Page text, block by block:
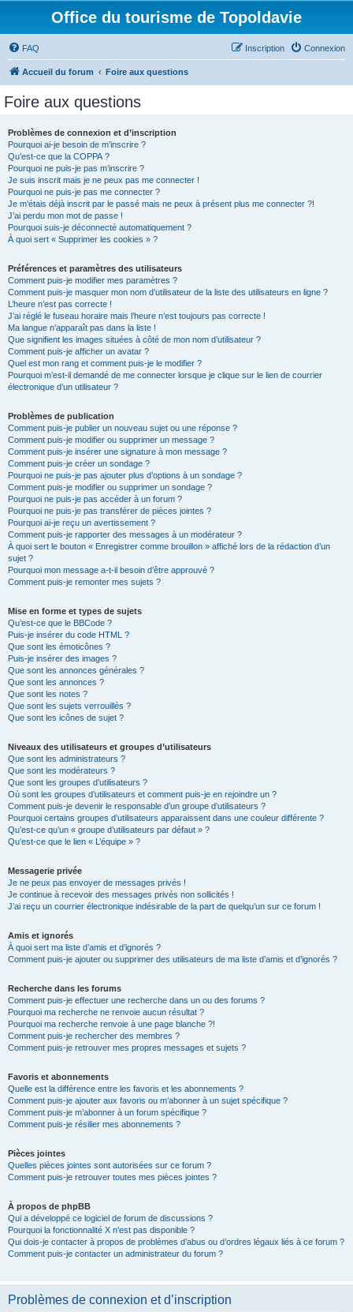
Office du tourisme de Topoldavie
FAQ Connexion
Inscription
Accueil du forum Foire aux questions
Foire aux questions
Problèmes de connexion et d’inscription
Pourquoi ai-je besoin de m’inscrire ?
Qu’est-ce que la COPPA ?
Pourquoi ne puis-je pas m’inscrire ?
Je suis inscrit mais je ne peux pas me connecter !
Pourquoi ne puis-je pas me connecter ?
Je m’étais déjà inscrit par le passé mais ne peux à présent plus me connecter ?!
J’ai perdu mon mot de passe !
Pourquoi suis-je déconnecté automatiquement ?
À quoi sert « Supprimer les cookies » ?
Préférences et paramètres des utilisateurs
Comment puis-je modifier mes paramètres ?
Comment puis-je masquer mon nom d’utilisateur de la liste des utilisateurs en ligne ?
L’heure n’est pas correcte !
J’ai réglé le fuseau horaire mais l’heure n’est toujours pas correcte !
Ma langue n’apparaît pas dans la liste !
Que signifient les images situées à côté de mon nom d’utilisateur ?
Comment puis-je afficher un avatar ?
Quel est mon rang et comment puis-je le modifier ?
Pourquoi m’est-il demandé de me connecter lorsque je clique sur le lien de courrier
électronique d’un utilisateur ?
Problèmes de publication
Comment puis-je publier un nouveau sujet ou une réponse ?
Comment puis-je modifier ou supprimer un message ?
Comment puis-je insérer une signature à mon message ?
Comment puis-je créer un sondage ?
Pourquoi ne puis-je pas ajouter plus d’options à un sondage ?
Comment puis-je modifier ou supprimer un sondage ?
Pourquoi ne puis-je pas accéder à un forum ?
Pourquoi ne puis-je pas transférer de pièces jointes ?
Pourquoi ai-je reçu un avertissement ?
Comment puis-je rapporter des messages à un modérateur ?
À quoi sert le bouton « Enregistrer comme brouillon » affiché lors de la rédaction d’un
sujet ?
Pourquoi mon message a-t-il besoin d’être approuvé ?
Comment puis-je remonter mes sujets ?
Mise en forme et types de sujets
Qu’est-ce que le BBCode ?
Puis-je insérer du code HTML ?
Que sont les émoticônes ?
Puis-je insérer des images ?
Que sont les annonces générales ?
Que sont les annonces ?
Que sont les notes ?
Que sont les sujets verrouillés ?
Que sont les icônes de sujet ?
Niveaux des utilisateurs et groupes d’utilisateurs
Que sont les administrateurs ?
Que sont les modérateurs ?
Que sont les groupes d’utilisateurs ?
Où sont les groupes d’utilisateurs et comment puis-je en rejoindre un ?
Comment puis-je devenir le responsable d’un groupe d’utilisateurs ?
Pourquoi certains groupes d’utilisateurs apparaissent dans une couleur différente ?
Qu’est-ce qu’un « groupe d’utilisateurs par défaut » ?
Qu’est-ce que le lien « L’équipe » ?
Messagerie privée
Je ne peux pas envoyer de messages privés !
Je continue à recevoir des messages privés non sollicités !
J’ai reçu un courrier électronique indésirable de la part de quelqu’un sur ce forum !
Amis et ignorés
À quoi sert ma liste d’amis et d’ignorés ?
Comment puis-je ajouter ou supprimer des utilisateurs de ma liste d’amis et d’ignorés ?
Recherche dans les forums
Comment puis-je effectuer une recherche dans un ou des forums ?
Pourquoi ma recherche ne renvoie aucun résultat ?
Pourquoi ma recherche renvoie à une page blanche ?!
Comment puis-je rechercher des membres ?
Comment puis-je retrouver mes propres messages et sujets ?
Favoris et abonnements
Quelle est la différence entre les favoris et les abonnements ?
Comment puis-je ajouter aux favoris ou m’abonner à un sujet spécifique ?
Comment puis-je m’abonner à un forum spécifique ?
Comment puis-je résilier mes abonnements ?
Pièces jointes
Quelles pièces jointes sont autorisées sur ce forum ?
Comment puis-je retrouver toutes mes pièces jointes ?
À propos de phpBB
Qui a développé ce logiciel de forum de discussions ?
Pourquoi la fonctionnalité X n’est pas disponible ?
Qui dois-je contacter à propos de problèmes d’abus ou d’ordres légaux liés à ce forum ?
Comment puis-je contacter un administrateur du forum ?
Problèmes de connexion et d’inscription